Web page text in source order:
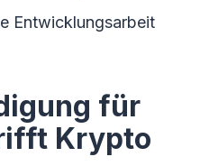
Entwicklungsarbeit
für
Krypto